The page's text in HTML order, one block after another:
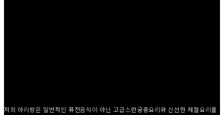
저희 아리랑은 일반적인 퓨전음식이 아닌 고급스런궁중요리와 신선한 제철요리를